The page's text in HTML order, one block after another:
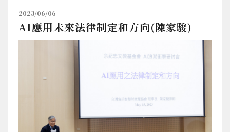
2023/06/06
AI應用未來法律制定和方向(陳家駿)